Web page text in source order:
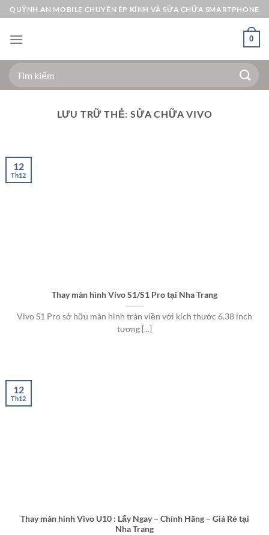
Bỏ
qua
nội
QUỲNH AN MOBILE CHUYÊN ÉP KÍNH VÀ SỬA CHỮA SMARTPHONE
0
Tìm
kiếm:
LƯU TRỮ THẺ: SỬA CHỮA VIVO
Thay màn hình Vivo S1/S1 Pro tại Nha Trang
Vivo S1 Pro sở hữu màn hình tràn viền với kích thước 6.38 inch
tương [...]
12
Th12
Thay màn hình Vivo U10 : Lấy Ngay – Chính Hãng – Giá Rẻ tại
Nha Trang
12
Th12